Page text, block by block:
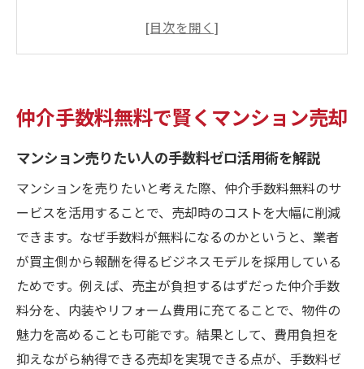
仲介手数料無料が大阪府門真市で選ばれる
手数料無料でマンション売りたい人の成功
却方法
マンション売りたい人向け手数料無料のメ
リット紹介
門真市でマンション売りたい方の新常識
最新のマンション売りたい人向け手数料無
料事情
門真市で広がる仲介手数料無料の売却スタ
仲介手数料無料で賢くマンション売却
マンション売りたい人の手数料ゼロ活用術を解説
マンションを売りたいと考えた際、仲介手数料無料のサ
ービスを活用することで、売却時のコストを大幅に削減
できます。なぜ手数料が無料になるのかというと、業者
が買主側から報酬を得るビジネスモデルを採用している
ためです。例えば、売主が負担するはずだった仲介手数
料分を、内装やリフォーム費用に充てることで、物件の
魅力を高めることも可能です。結果として、費用負担を
抑えながら納得できる売却を実現できる点が、手数料ゼ